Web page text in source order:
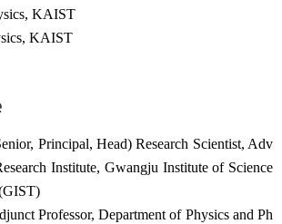
국내협력기관
관련사이트
KAIST
KAIST
Principal, Head) Research Scientist, Adv
Institute, Gwangju Institute of Science
Professor, Department of Physics and Ph